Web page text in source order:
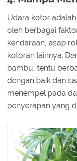
Udara kotor
oleh berbagai
kendaraan, asap
kotoran lainnya.
bambu, tentu
dengan baik dan
menempel pada
penyerapan yang